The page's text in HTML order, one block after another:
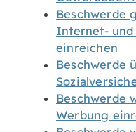
Beschwerde
Internet- und
einreichen
Beschwerde
Beschwerde
Werbung